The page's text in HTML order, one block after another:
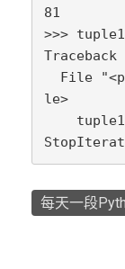
81
>>>
le>
每天一段